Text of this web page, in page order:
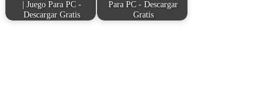
| Juego Para PC -
Descargar Gratis
Para PC - Descargar
Gratis